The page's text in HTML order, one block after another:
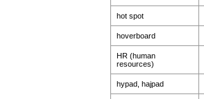
hot spot
hoverboard
HR (human
resources)
hypad, hajpad